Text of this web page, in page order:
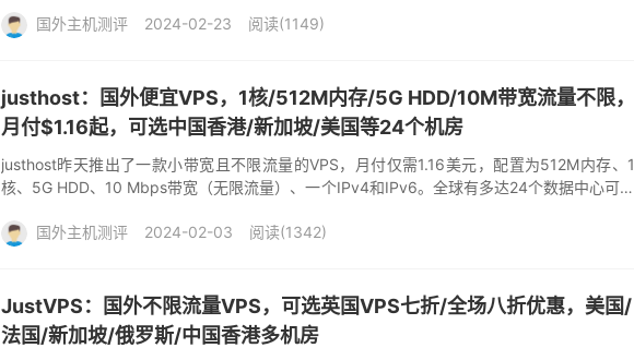
国外主机测评
2024-02-23 阅读(1149)
justhost：国外便宜VPS，1核/512M内存/5G HDD/10M带宽流量不限，
月付$1.16起，可选中国香港/新加坡/美国等24个机房
justhost昨天推出了一款小带宽且不限流量的VPS，月付仅需1.16美元，配置为512M内存、1
核、5G HDD、10 Mbps带宽（无限流量）、一个IPv4和IPv6。全球有多达24个数据中心可供
国外主机测评
2024-02-03 阅读(1342)
JustVPS：国外不限流量VPS，可选英国VPS七折/全场八折优惠，美国/
法国/新加坡/俄罗斯/中国香港多机房